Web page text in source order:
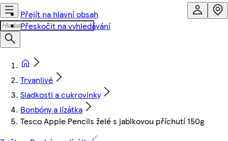
Přejít na hlavní obsah
Přeskočit na vyhledávání
Trvanlivé
Sladkosti a cukrovinky
Bonbóny a lízátka
Tesco Apple Pencils želé s jablkovou příchutí 150g